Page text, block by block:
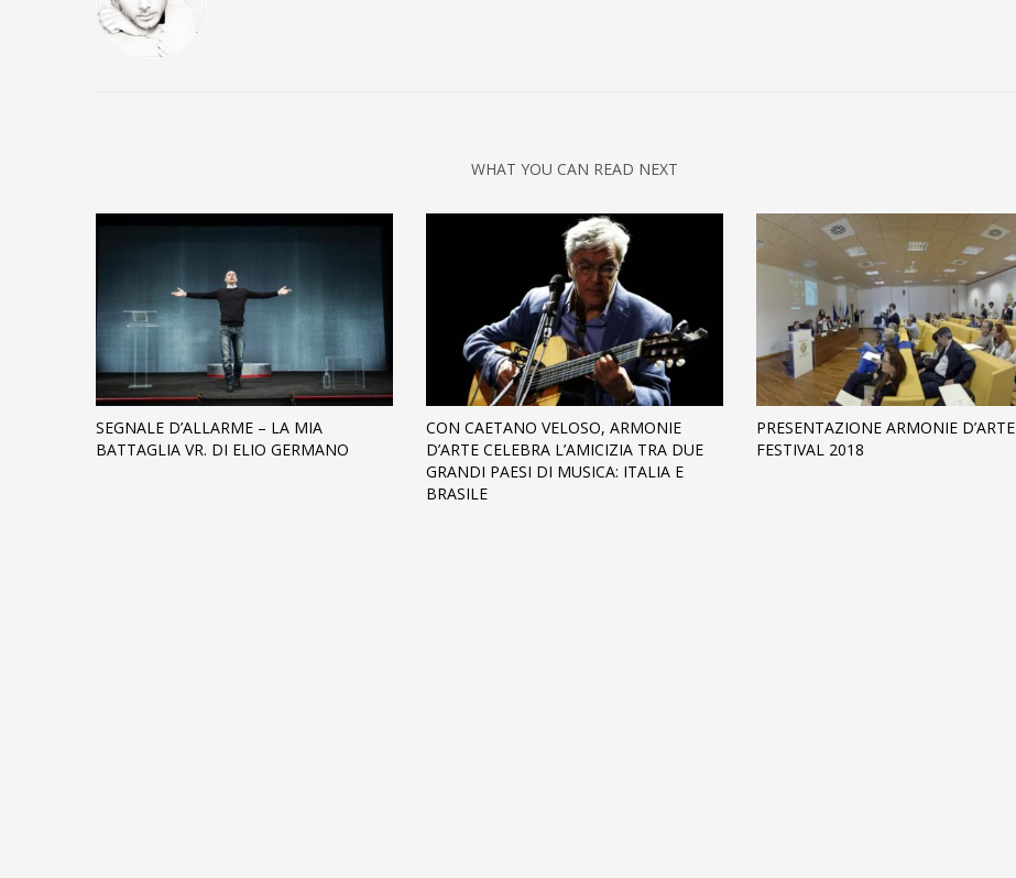
WHAT YOU CAN READ NEXT
SEGNALE D’ALLARME – LA MIA
BATTAGLIA VR. DI ELIO GERMANO
CON CAETANO VELOSO, ARMONIE
D’ARTE CELEBRA L’AMICIZIA TRA DUE
GRANDI PAESI DI MUSICA: ITALIA E
BRASILE
PRESENTAZIONE ARMONIE D’ARTE
FESTIVAL 2018